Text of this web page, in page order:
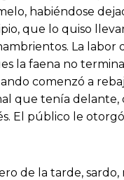
habiéndose
que lo quiso
La labor
la faena no
comenzó a
que tenía delante,
El público le
de la tarde,